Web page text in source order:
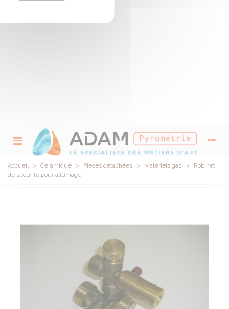
Accueil > Céramique > Pièces détachées > Matériels gaz >
Robinet
de sécurité pour allumage